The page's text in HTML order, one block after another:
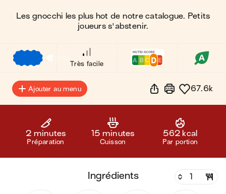
Les gnocchi les plus hot de notre catalogue. Petits
joueurs s'abstenir.
€
Très facile
Ajouter au menu 67.6k
2 minutes
Préparation
15 minutes
Cuisson
562 kcal
Par portion
ingrédients